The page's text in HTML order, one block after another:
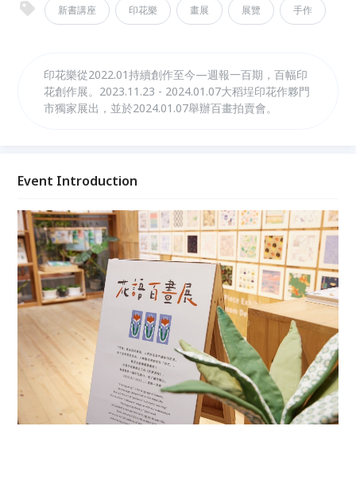
新書講座 印花樂 畫展 展覽 手作
印花樂從2022.01持續創作至今—週報一百期，百幅印
花創作展。2023.11.23 - 2024.01.07大稻埕印花作夥門
市獨家展出，並於2024.01.07舉辦百畫拍賣會。
Event Introduction